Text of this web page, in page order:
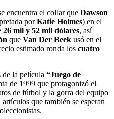
encuentra el collar que Dawson
porKatie Holmes) en el
26 mil y 52 mil dólares, así
que Van Der Beek usó en el
estimado ronda los cuatro
de la película “Juego de
de 1999 que protagonizó el
de fútbol y la gorra del equipo
artículos que también se esperan